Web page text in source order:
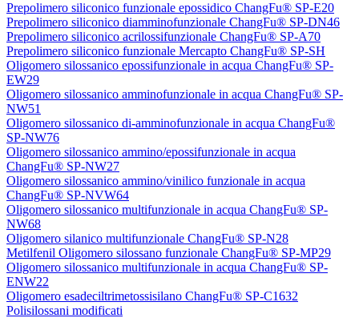
Prepolimero siliconico funzionale epossidico ChangFu® SP-E20
Prepolimero siliconico diamminofunzionale ChangFu® SP-DN46
Prepolimero siliconico acrilossifunzionale ChangFu® SP-A70
Prepolimero siliconico funzionale Mercapto ChangFu® SP-SH
Oligomero silossanico epossifunzionale in acqua ChangFu® SP-
EW29
Oligomero silossanico amminofunzionale in acqua ChangFu® SP-
NW51
Oligomero silossanico di-amminofunzionale in acqua ChangFu®
SP-NW76
Oligomero silossanico ammino/epossifunzionale in acqua
ChangFu® SP-NW27
Oligomero silossanico ammino/vinilico funzionale in acqua
ChangFu® SP-NVW64
Oligomero silossanico multifunzionale in acqua ChangFu® SP-
NW68
Oligomero silanico multifunzionale ChangFu® SP-N28
Metilfenil Oligomero silossano funzionale ChangFu® SP-MP29
Oligomero silossanico multifunzionale in acqua ChangFu® SP-
ENW22
Oligomero esadeciltrimetossisilano ChangFu® SP-C1632
Polisilossani modificati